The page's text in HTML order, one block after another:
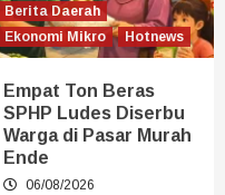
Berita Daerah
Ekonomi Mikro
Hotnews
Empat Ton Beras
SPHP Ludes Diserbu
Warga di Pasar Murah
Ende
06/08/2026